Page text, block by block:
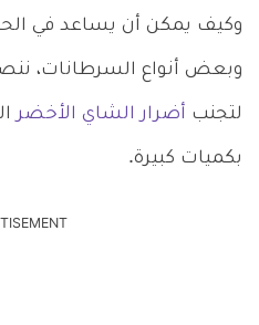
وكيف يمكن أن يساعد في
وبعض أنواع السرطانات،
لتجنب أضرار الشاي الأخضر
بكميات كبيرة.